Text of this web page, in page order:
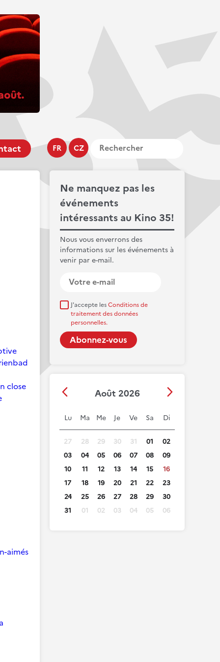
FR CZ
Ne manquez pas les
événements
intéressants au Kino 35!
Nous vous enverrons des
informations sur les événements à
venir par e-mail.
J'accepte lesConditions de
traitement des données
personnelles.
Août 2026
Lu Ma Me Je Ve Sa Di
27 28 29 30 31 01
02
03
04 05 06 07 08
09
10
11 12 13 14 15
16
17
18 19 20 21 22
23
24
25 26 27 28 29
30
31
01 02 03 04 05 06
close
aimés